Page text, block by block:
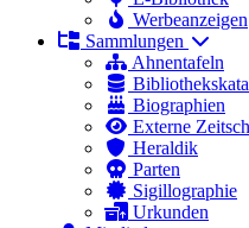
Werbeanzeigen
Sammlungen
Ahnentafeln
Biographien
Externe
Heraldik
Parten
Sigillographie
Urkunden